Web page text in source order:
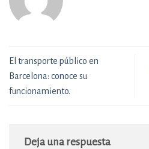
El transporte público en
Barcelona: conoce su
funcionamiento.
Deja una respuesta